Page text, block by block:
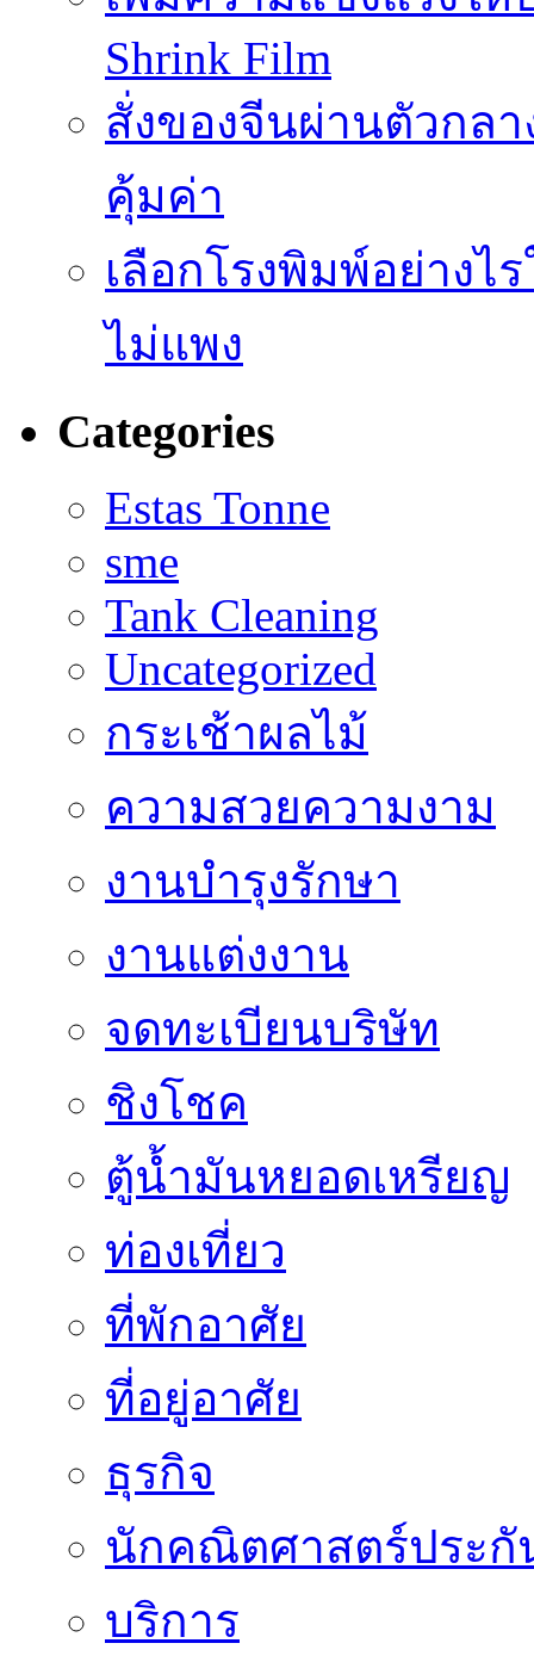
Shrink Film
สั่งของจีนผ่านตัวกลา
คุ้มค่า
เลือกโรงพิมพ์อย่าง
ไม่แพง
Categories
Estas Tonne
sme
Tank Cleaning
Uncategorized
กระเช้าผลไม้
ความสวยความงาม
งานบำรุงรักษา
งานแต่งงาน
จดทะเบียนบริษัท
ชิงโชค
ตู้น้ำมันหยอดเหรียญ
ท่องเที่ยว
ที่พักอาศัย
ที่อยู่อาศัย
ธุรกิจ
นักคณิตศาสตร์ประกั
บริการ